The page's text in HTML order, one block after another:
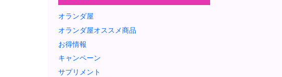
オランダ屋
オランダ屋オススメ商品
お得情報
キャンペーン
サプリメント